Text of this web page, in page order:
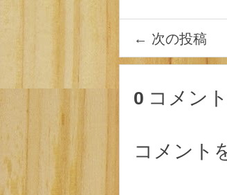
← 次の投稿
0 コメン
コメント